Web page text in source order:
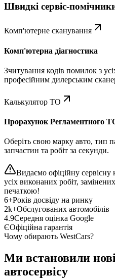
Швидкі сервіс-
Комп'ютерне сканування
Комп'ютерна діагностика
Зчитування кодів помилок з
професійним дилерським
Калькулятор ТО
Прорахунок Регламентного
Оберіть свою марку авто, тип
запчастин та робіт за секунди.
Видаємо офіційну сервісну
усіх виконаних робіт,
печаткою!
6+Років досвіду на ринку
2k+Обслугованих автомобілів
4.9Середня оцінка Google
ЄОфіційна гарантія
Чому обирають WestCars?
Ми встановили
автосервісу